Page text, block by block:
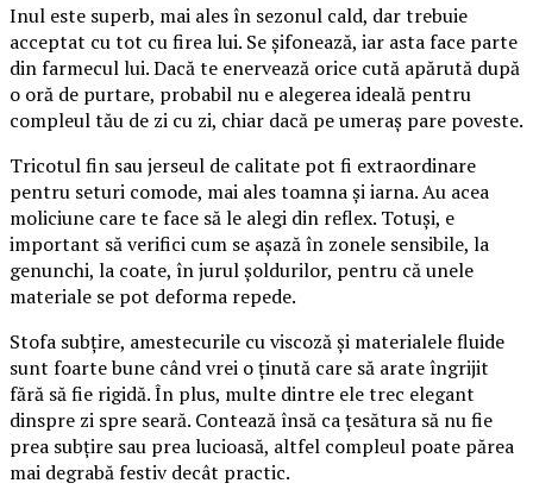
Inul este superb, mai ales în sezonul cald, dar trebuie
acceptat cu tot cu firea lui. Se șifonează, iar asta face parte
din farmecul lui. Dacă te enervează orice cută apărută după
o oră de purtare, probabil nu e alegerea ideală pentru
compleul tău de zi cu zi, chiar dacă pe umeraș pare poveste.
Tricotul fin sau jerseul de calitate pot fi extraordinare
pentru seturi comode, mai ales toamna și iarna. Au acea
moliciune care te face să le alegi din reflex. Totuși, e
important să verifici cum se așază în zonele sensibile, la
genunchi, la coate, în jurul șoldurilor, pentru că unele
materiale se pot deforma repede.
Stofa subțire, amestecurile cu viscoză și materialele fluide
sunt foarte bune când vrei o ținută care să arate îngrijit
fără să fie rigidă. În plus, multe dintre ele trec elegant
dinspre zi spre seară. Contează însă ca țesătura să nu fie
prea subțire sau prea lucioasă, altfel compleul poate părea
mai degrabă festiv decât practic.